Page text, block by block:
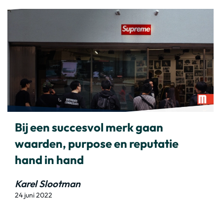
Bij een succesvol merk gaan
waarden, purpose en reputatie
hand in hand
Karel Slootman
24 juni 2022